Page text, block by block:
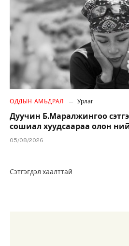
ОДДЫН АМЬДРАЛ Урлаг
Дуучин Б.Маралжингоо
сошиал хуудсаараа олон
05/08/2026
Сэтгэгдэл хаалттай